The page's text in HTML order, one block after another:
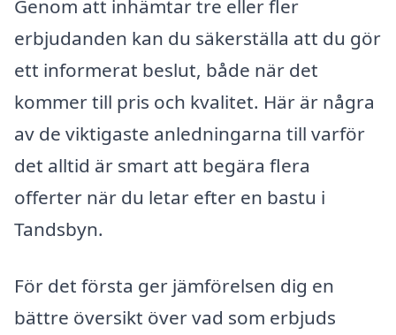
Genom att inhämtar tre eller fler
erbjudanden kan du säkerställa att du gör
ett informerat beslut, både när det
kommer till pris och kvalitet. Här är några
av de viktigaste anledningarna till varför
det alltid är smart att begära flera
offerter när du letar efter en bastu i
Tandsbyn.
För det första ger jämförelsen dig en
bättre översikt över vad som erbjuds